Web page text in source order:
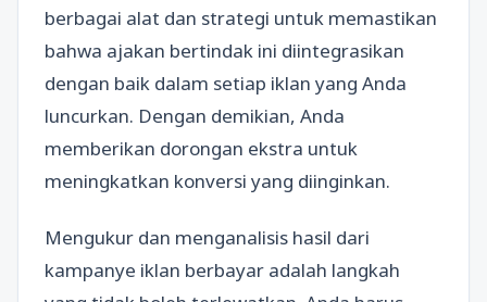
berbagai alat dan strategi untuk memastikan
bahwa ajakan bertindak ini diintegrasikan
dengan baik dalam setiap iklan yang Anda
luncurkan. Dengan demikian, Anda
memberikan dorongan ekstra untuk
meningkatkan konversi yang diinginkan.
Mengukur dan menganalisis hasil dari
kampanye iklan berbayar adalah langkah